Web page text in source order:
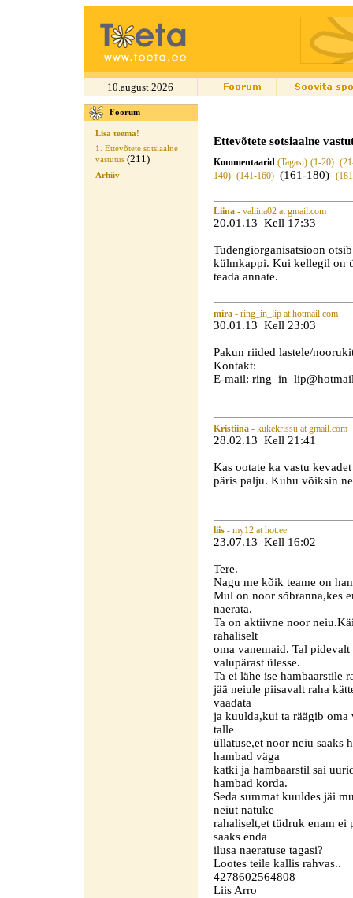
10.august.2026
Foorum
Lisa teema!
1. Ettevõtete sotsiaalne
vastutus (211)
Arhiiv
Ettevõtete sotsiaalne
Kommentaarid (Tagasi) (1-20)
140) (141-160) (161-180)
Liina - valiina02 at gmail.com
20.01.13 Kell 17:33
Tudengiorganisatsioon
külmkappi. Kui kellegil on
teada annate.
mira - ring_in_lip at hotmail.com
30.01.13 Kell 23:03
Pakun riided lastele/
Kontakt:
E-mail:
Kristiina - kukekrissu at gmail.com
28.02.13 Kell 21:41
Kas ootate ka vastu
päris palju. Kuhu võiksin
liis - my12 at hot.ee
23.07.13 Kell 16:02
Tere.
Nagu me kõik teame on
Mul on noor sõbranna,kes
naerata.
Ta on aktiivne noor
rahaliselt
oma vanemaid. Tal
valupärast ülesse.
Ta ei lähe ise hambaarstile
jää neiule piisavalt raha
vaadata
ja kuulda,kui ta räägib oma
talle
üllatuse,et noor neiu saaks
hambad väga
katki ja hambaarstil sai
hambad korda.
Seda summat kuuldes jäi
neiut natuke
rahaliselt,et tüdruk enam ei
saaks enda
ilusa naeratuse tagasi?
Lootes teile kallis rahvas..
4278602564808
Liis Arro